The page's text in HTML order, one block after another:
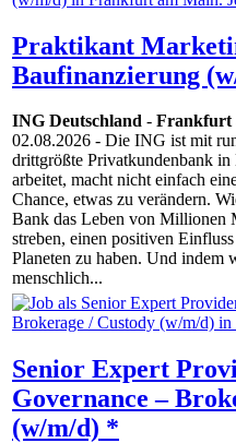
Praktikant
Baufinanzierung
ING Deutschland - Frankfurt
02.08.2026 - Die ING ist mit
drittgrößte Privatkundenbank
arbeitet, macht nicht einfach
Chance, etwas zu verändern.
Bank das Leben von Millionen
streben, einen positiven
Planeten zu haben. Und indem
menschlich...
Senior Expert
Governance –
(w/m/d) *